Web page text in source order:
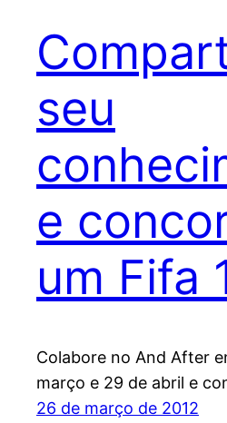
seu
e
um Fifa
Colabore no And After
março e 29 de abril e
26 de março de 2012